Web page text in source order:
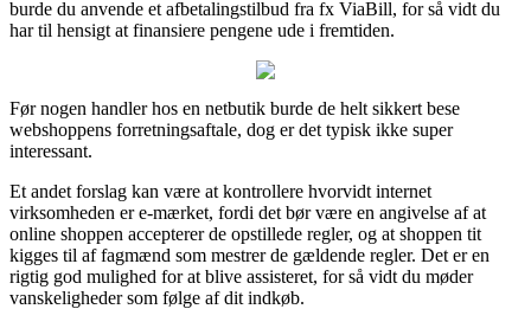
burde du anvende et afbetalingstilbud fra fx ViaBill, for så vidt du
har til hensigt at finansiere pengene ude i fremtiden.
Før nogen handler hos en netbutik burde de helt sikkert bese
webshoppens forretningsaftale, dog er det typisk ikke super
interessant.
Et andet forslag kan være at kontrollere hvorvidt internet
virksomheden er e-mærket, fordi det bør være en angivelse af at
online shoppen accepterer de opstillede regler, og at shoppen tit
kigges til af fagmænd som mestrer de gældende regler. Det er en
rigtig god mulighed for at blive assisteret, for så vidt du møder
vanskeligheder som følge af dit indkøb.